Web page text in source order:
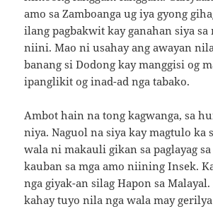
amo sa Zamboanga ug iya gyong
ilang pagbakwit kay ganahan siya sa
niini. Mao ni usahay ang awayan
banang si Dodong kay manggisi og
ipanglikit og inad-ad nga tabako.
Ambot hain na tong kagwanga, sa
niya. Naguol na siya kay magtulo ka
wala ni makauli gikan sa paglayag sa
kauban sa mga amo niining Insek.
nga giyak-an silag Hapon sa
kahay tuyo nila nga wala may